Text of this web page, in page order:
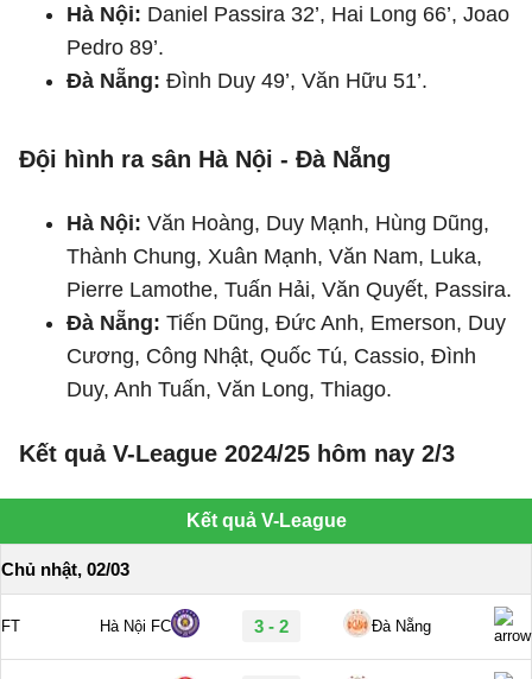
Hà Nội: Daniel Passira 32’, Hai Long 66’, Joao
Pedro 89’.
Đà Nẵng: Đình Duy 49’, Văn Hữu 51’.
Đội hình ra sân Hà Nội - Đà Nẵng
Hà Nội: Văn Hoàng, Duy Mạnh, Hùng Dũng,
Thành Chung, Xuân Mạnh, Văn Nam, Luka,
Pierre Lamothe, Tuấn Hải, Văn Quyết, Passira.
Đà Nẵng: Tiến Dũng, Đức Anh, Emerson, Duy
Cương, Công Nhật, Quốc Tú, Cassio, Đình
Duy, Anh Tuấn, Văn Long, Thiago.
Kết quả V-League 2024/25 hôm nay 2/3